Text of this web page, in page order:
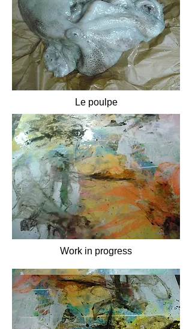
Le poulpe
Work in progress